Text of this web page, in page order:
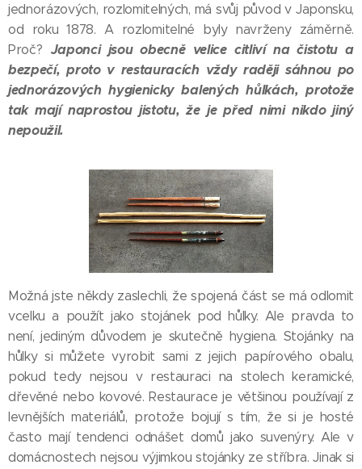
jednorázových, rozlomitelných, má svůj původ v Japonsku,
od roku 1878. A rozlomitelné byly navrženy záměrně.
Proč? Japonci jsou obecně velice citliví na čistotu a
bezpečí, proto v restauracích vždy raději sáhnou po
jednorázových hygienicky balených hůlkách, protože
tak mají naprostou jistotu, že je před nimi nikdo jiný
nepoužil.
Možná jste někdy zaslechli, že spojená část se má odlomit
vcelku a použít jako stojánek pod hůlky. Ale pravda to
není, jediným důvodem je skutečně hygiena. Stojánky na
hůlky si můžete vyrobit sami z jejich papírového obalu,
pokud tedy nejsou v restauraci na stolech keramické,
dřevěné nebo kovové. Restaurace je většinou používají z
levnějších materiálů, protože bojují s tím, že si je hosté
často mají tendenci odnášet domů jako suvenýry. Ale v
domácnostech nejsou výjimkou stojánky ze stříbra. Jinak si